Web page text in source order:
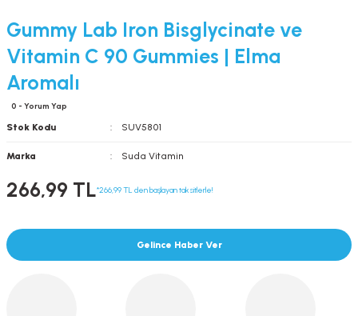
Gummy Lab Iron Bisglycinate ve
Vitamin C 90 Gummies | Elma
Aromalı
0 - Yorum Yap
Stok Kodu SUV5801
Marka Suda Vitamin
266,99 TL*266,99 TL den başlayan taksitlerle!
Gelince Haber Ver